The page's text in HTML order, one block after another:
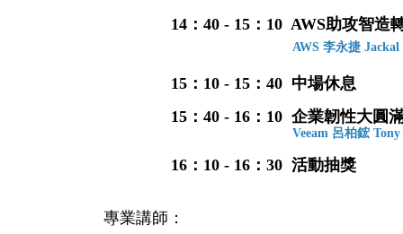
14：40 - 15：10 AWS助攻智造
AWS 李永捷 Jackal
15：10 - 15 ： 40 中場休息
15：40 - 16：10 企業韌性大圓
Veeam 呂柏鋐
16：10 - 16：30 活動抽獎
專業講師：